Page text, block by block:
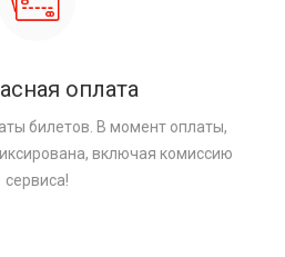
оплата
билетов. В момент оплаты,
включая комиссию
сервиса!